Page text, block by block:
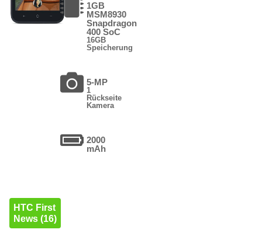
1GB
MSM8930
Snapdragon
400 SoC
16GB
Speicherung
5-MP
1
Rückseite
Kamera
2000
mAh
HTC First
News (16)